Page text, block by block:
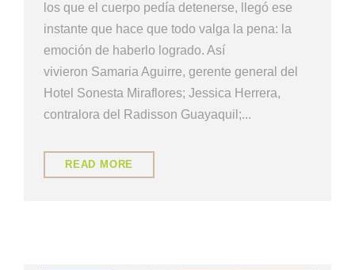
los que el cuerpo pedía detenerse, llegó ese
instante que hace que todo valga la pena: la
emoción de haberlo logrado. Así
vivieron Samaria Aguirre, gerente general del
Hotel Sonesta Miraflores; Jessica Herrera,
contralora del Radisson Guayaquil;...
READ MORE